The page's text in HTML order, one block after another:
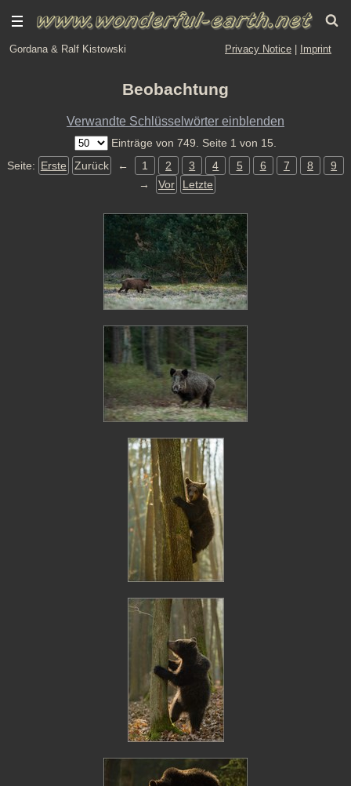
Gordana & Ralf Kistowski Privacy Notice Imprint
Beobachtung
Verwandte Schlüsselwörter einblenden
Einträge von 749. Seite 1 von 15.
Seite: Erste Zurück ← 1 2 3 4 5 6 7 8
9
→
Vor Letzte